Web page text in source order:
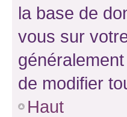
la base de
vous sur
de modifier
Haut